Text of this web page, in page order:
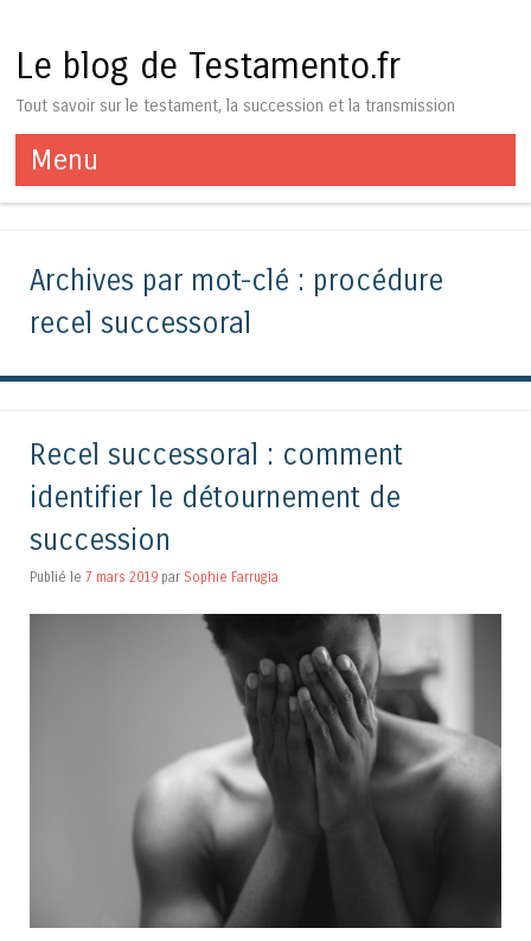
Le blog de Testamento.fr
Tout savoir sur le testament, la succession et la transmission
Menu
Aller au contenu
Archives par mot-clé : procédure
recel successoral
Recel successoral : comment
identifier le détournement de
succession
Publié le 7 mars 2019 par Sophie Farrugia